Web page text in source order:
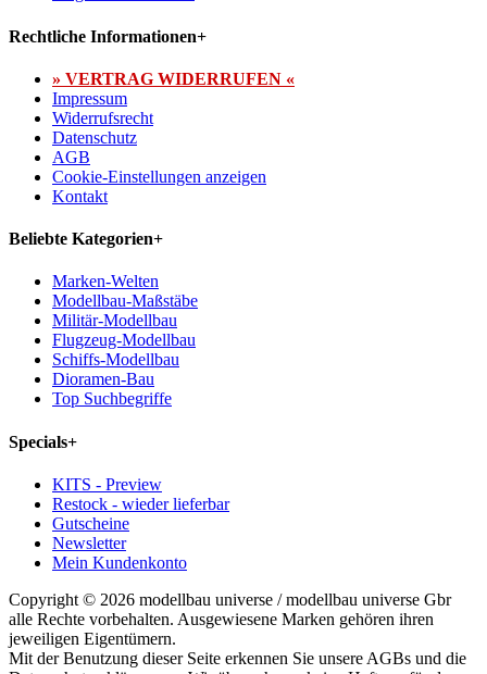
Rechtliche Informationen+
» VERTRAG WIDERRUFEN «
Impressum
Widerrufsrecht
Datenschutz
AGB
Cookie-Einstellungen anzeigen
Kontakt
Beliebte Kategorien+
Marken-Welten
Modellbau-Maßstäbe
Militär-Modellbau
Flugzeug-Modellbau
Schiffs-Modellbau
Dioramen-Bau
Top Suchbegriffe
Specials+
KITS - Preview
Restock - wieder lieferbar
Gutscheine
Newsletter
Mein Kundenkonto
Copyright © 2026 modellbau universe / modellbau universe Gbr
alle Rechte vorbehalten. Ausgewiesene Marken gehören ihren
jeweiligen Eigentümern.
Mit der Benutzung dieser Seite erkennen Sie unsere AGBs und die